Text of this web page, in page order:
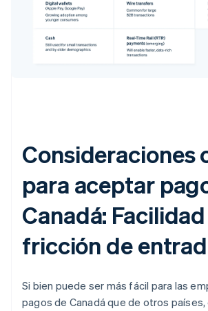
Consideraciones
para aceptar
Canadá:
fricción de
Si bien puede ser más fácil para las
pagos de Canadá que de otros